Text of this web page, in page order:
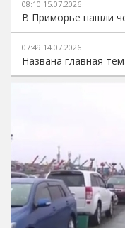
08:10 15.07.2026
В Приморье нашли
07:49 14.07.2026
Названа главная